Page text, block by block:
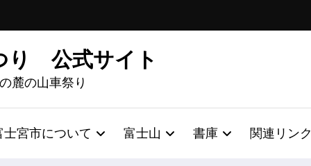
り 公式サイト
麓の山車祭り
士宮市について 富士山 書庫 関連リンク